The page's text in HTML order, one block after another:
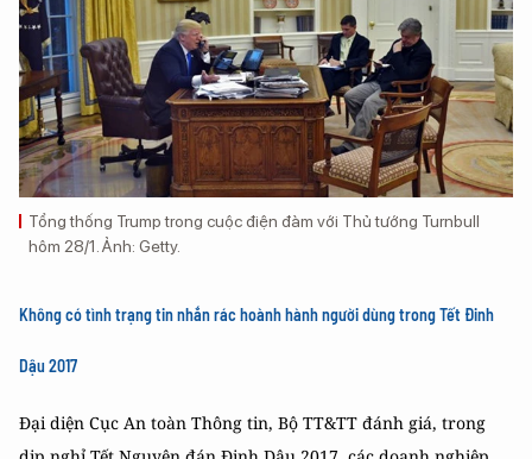
Tổng thống Trump trong cuộc điện đàm với Thủ tướng Turnbull
hôm 28/1. Ảnh: Getty.
Không có tình trạng tin nhắn rác hoành hành người dùng trong Tết Đinh
Dậu 2017
Đại diện Cục An toàn Thông tin, Bộ TT&TT đánh giá, trong